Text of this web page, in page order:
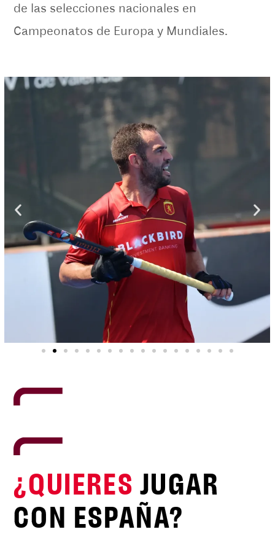
de las selecciones nacionales en
Campeonatos de Europa y Mundiales.
¿QUIERES JUGAR
CON ESPAÑA?